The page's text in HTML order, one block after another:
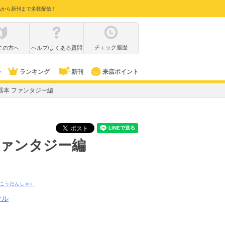
ら新刊まで多数配信！
の方へ ヘルプ/よくある質問 チェック履歴
ランキング 新刊 来店ポイント
本 ファンタジー編
ンタジー編
うだんしゃ）
ル